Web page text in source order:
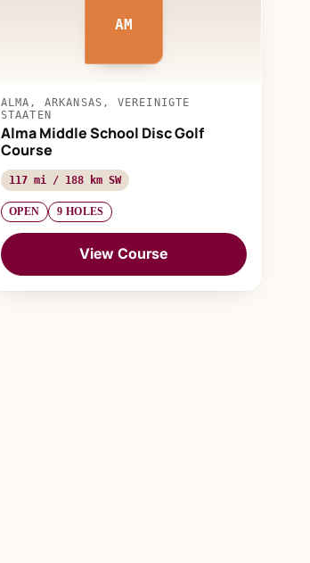
AM
ALMA, ARKANSAS, VEREINIGTE
STAATEN
Alma Middle School Disc Golf
Course
117 mi / 188 km SW
OPEN 9 HOLES
View Course